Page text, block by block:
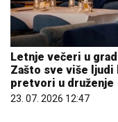
Letnje večeri u
Zašto sve više ljudi
pretvori u druženje
23. 07. 2026 12:47